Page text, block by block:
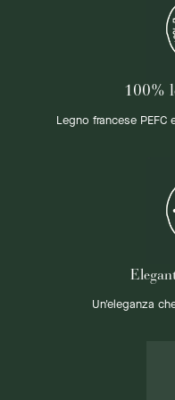
100%
Legno francese PEFC
Un'eleganza